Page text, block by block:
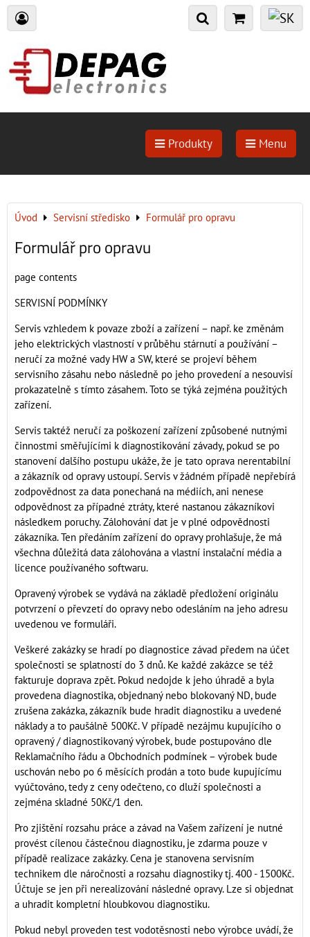
Produkty Menu
Úvod Servisní středisko Formulář pro opravu
Formulář pro opravu
page contents
SERVISNÍ PODMÍNKY
Servis vzhledem k povaze zboží a zařízení – např. ke změnám
jeho elektrických vlastností v průběhu stárnutí a používání –
neručí za možné vady HW a SW, které se projeví během
servisního zásahu nebo následně po jeho provedení a nesouvisí
prokazatelně s tímto zásahem. Toto se týká zejména použitých
zařízení.
Servis taktéž neručí za poškození zařízení způsobené nutnými
činnostmi směřujícími k diagnostikování závady, pokud se po
stanovení dalšího postupu ukáže, že je tato oprava nerentabilní
a zákazník od opravy ustoupí. Servis v žádném případě nepřebírá
zodpovědnost za data ponechaná na médiích, ani nenese
odpovědnost za případné ztráty, které nastanou zákazníkovi
následkem poruchy. Zálohování dat je v plné odpovědnosti
zákazníka. Ten předáním zařízení do opravy prohlašuje, že má
všechna důležitá data zálohována a vlastní instalační média a
licence používaného softwaru.
Opravený výrobek se vydává na základě předložení originálu
potvrzení o převzetí do opravy nebo odesláním na jeho adresu
uvedenou ve formuláři.
Veškeré zakázky se hradí po diagnostice závad předem na účet
společnosti se splatností do 3 dnů. Ke každé zakázce se též
fakturuje doprava zpět. Pokud nedojde k jeho úhradě a byla
provedena diagnostika, objednaný nebo blokovaný ND, bude
zrušena zakázka, zákazník bude hradit diagnostiku a uvedené
náklady a to paušálně 500Kč. V případě nezájmu kupujícího o
opravený / diagnostikovaný výrobek, bude postupováno dle
Reklamačního řádu a Obchodních podmínek – výrobek bude
uschován nebo po 6 měsících prodán a toto bude kupujícímu
vyúčtováno, tedy z ceny odečteno, co dluží společnosti a
zejména skladné 50Kč/1 den.
Pro zjištění rozsahu práce a závad na Vašem zařízení je nutné
provést cílenou částečnou diagnostiku, je zdarma pouze v
případě realizace zakázky. Cena je stanovena servisním
technikem dle náročnosti a rozsahu diagnostiky tj. 400 - 1500Kč.
Účtuje se jen při nerealizování následné opravy. Lze si objednat
a uhradit kompletní hloubkovou diagnostiku.
Pokud nebyl proveden test vodotěsnosti nebo výrobce uvádí, že